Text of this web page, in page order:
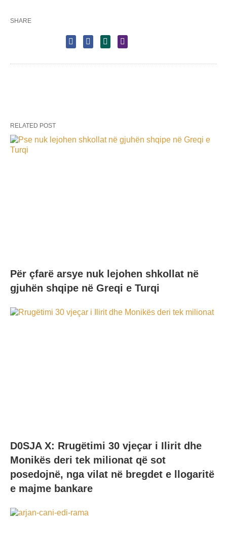
SHARE
RELATED POST
Për çfarë arsye nuk lejohen shkollat në
gjuhën shqipe në Greqi e Turqi
D0SJA X: Rrugëtimi 30 vjeçar i Ilirit dhe
Monikës deri tek milionat që sot
posedojnë, nga vilat në bregdet e llogaritë
e majme bankare